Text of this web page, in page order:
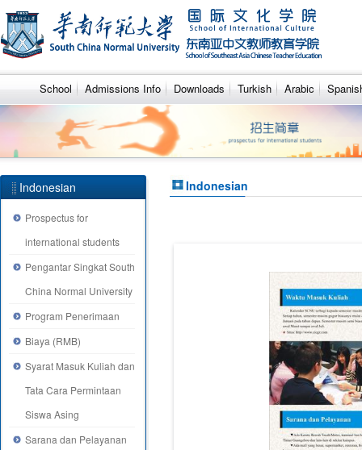
School Admissions Info Downloads Turkish Arabic
Indonesian
Prospectus for
international students
Pengantar Singkat South
China Normal University
Program Penerimaan
Biaya (RMB)
Syarat Masuk Kuliah dan
Tata Cara Permintaan
Siswa Asing
Sarana dan Pelayanan
Indonesian